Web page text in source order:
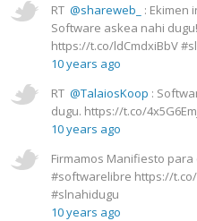
RT @shareweb_
: Ekimen
Software askea nahi dugu!
https://t.co/ldCmdxiBbV
10 years ago
RT @TalaiosKoop :
dugu. https://t.co/
10 years ago
Firmamos Manifiesto
#softwarelibre https://t.co/
#slnahidugu
10 years ago